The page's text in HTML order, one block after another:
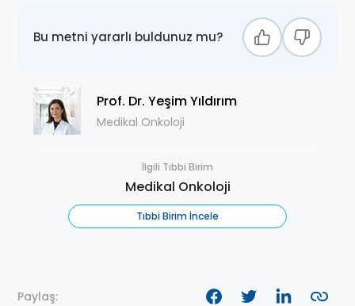
Bu metni yararlı buldunuz mu?
Prof. Dr. Yeşim Yıldırım
Medikal Onkoloji
İlgili Tıbbi Birim
Medikal Onkoloji
Tıbbi Birim İncele
Paylaş: